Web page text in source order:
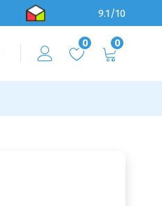
9.1/10
0 0